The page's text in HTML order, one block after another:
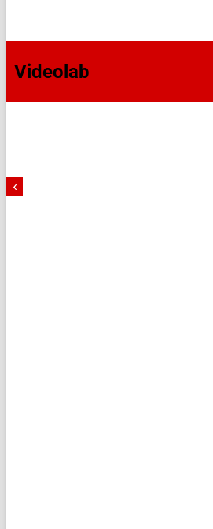
Videolab
‹